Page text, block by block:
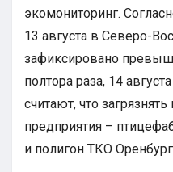
экомониторинг.
13 августа в Северо-
зафиксировано
полтора раза, 14
считают, что
предприятия –
и полигон ТКО